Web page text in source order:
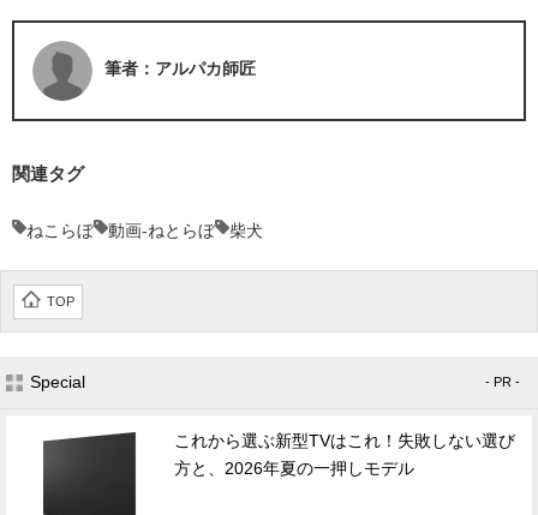
筆者：アルパカ師匠
関連タグ
ねこらぼ 動画-ねとらぼ 柴犬
TOP
Special - PR -
これから選ぶ新型TVはこれ！失敗しない選び
方と、2026年夏の一押しモデル